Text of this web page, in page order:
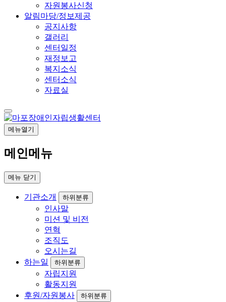
자원봉사신청
알림마당/정보제공
공지사항
갤러리
센터일정
재정보고
복지소식
센터소식
자료실
메뉴열기
메인메뉴
메뉴 닫기
기관소개 하위분류
인사말
미션 및 비전
연혁
조직도
오시는길
하는일
하위분류
자립지원
활동지원
후원/자원봉사
하위분류